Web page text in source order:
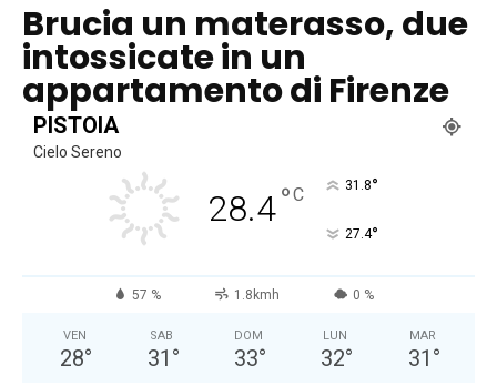
Brucia un materasso, due
intossicate in un
appartamento di Firenze
PISTOIA
Cielo Sereno
28.4°C 31.8°
27.4°
57 % 1.8kmh 0 %
VEN
28°
SAB
31 °
DOM
33°
LUN
32°
MAR
31 °